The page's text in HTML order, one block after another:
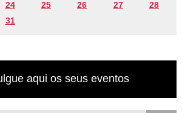
24 25 26 27
28
31
aqui os seus eventos